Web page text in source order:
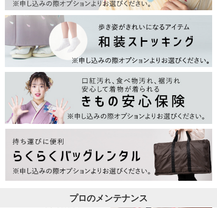
プロのメンテナンス